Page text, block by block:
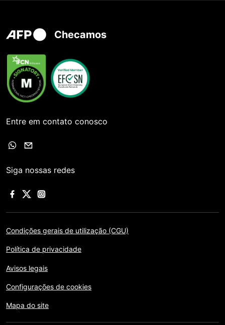
Checamos
Entre em contato conosco
Siga nossas redes
Condições gerais de utilização (CGU)
Política de privacidade
Avisos legais
Configurações de cookies
Mapa do site